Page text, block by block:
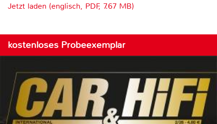
Jetzt laden (englisch, PDF, 7.67 MB)
kostenloses Probeexemplar